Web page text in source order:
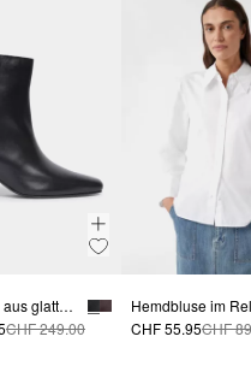
Stiefeletten aus glattem Rindsleder
CHF 249.00 CHF 55.95CHF